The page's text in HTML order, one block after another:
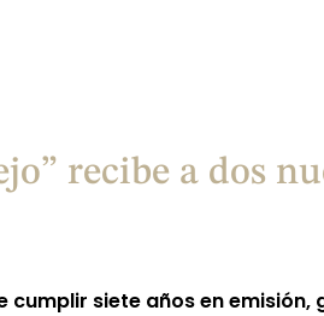
recibe a dos
cumplir siete años en